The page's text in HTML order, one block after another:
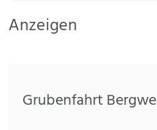
Anzeigen
Grubenfahrt